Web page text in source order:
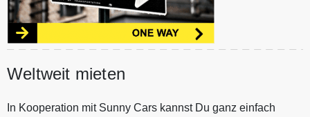
Weltweit mieten
In Kooperation mit Sunny Cars kannst Du ganz einfach